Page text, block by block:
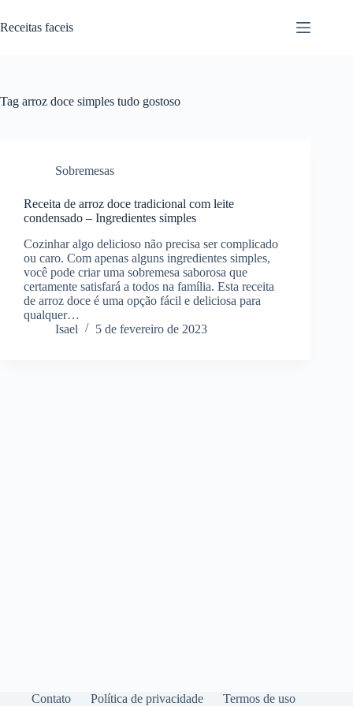
para
o
Receitas faceis
Tag arroz doce simples tudo gostoso
Sobremesas
Receita de arroz doce tradicional com leite
condensado – Ingredientes simples
Cozinhar algo delicioso não precisa ser complicado
ou caro. Com apenas alguns ingredientes simples,
você pode criar uma sobremesa saborosa que
certamente satisfará a todos na família. Esta receita
de arroz doce é uma opção fácil e deliciosa para
qualquer…
Isael
5 de fevereiro de 2023
Contato Política de privacidade Termos de uso